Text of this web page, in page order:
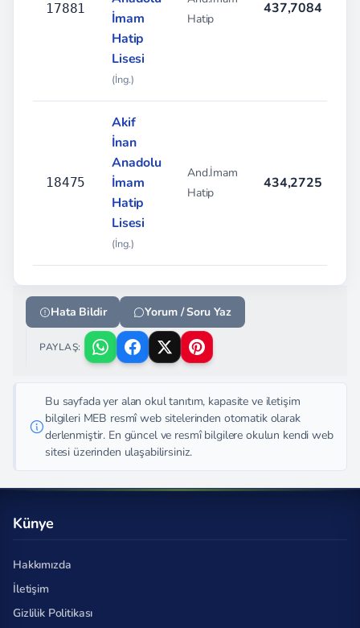
17881
İmam
Hatip
Lisesi
(İng.)
Hatip
437,7084
18475
Akif
İnan
Anadolu
İmam
Hatip
Lisesi
(İng.)
And.İmam
Hatip
434,2725
Hata Bildir Yorum / Soru Yaz
PAYLAŞ:
Bu sayfada yer alan okul tanıtım, kapasite ve iletişim
bilgileri MEB resmî web sitelerinden otomatik olarak
derlenmiştir. En güncel ve resmî bilgilere okulun kendi web
sitesi üzerinden ulaşabilirsiniz.
Künye
Hakkımızda
İletişim
Gizlilik Politikası